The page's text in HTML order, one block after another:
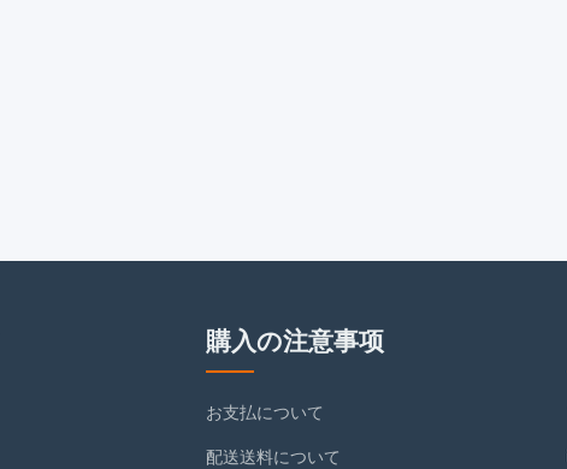
購入の注意事项
お支払について
配送送料について